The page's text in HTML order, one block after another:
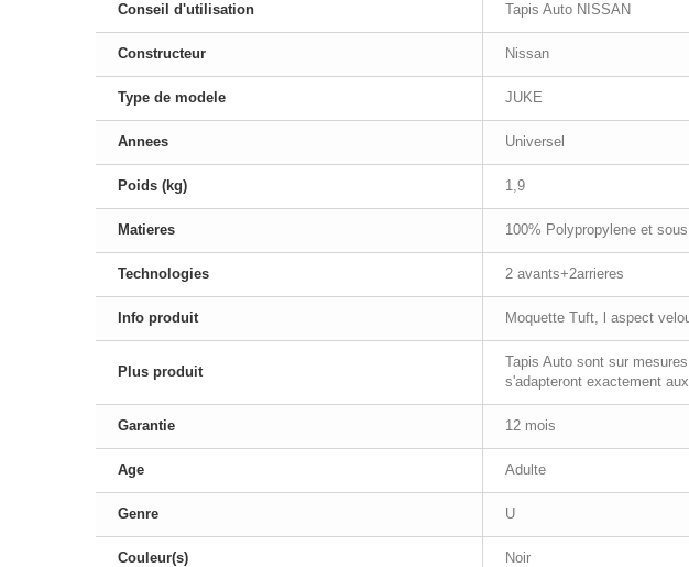
Conseil d'utilisation Tapis Auto NISSAN
Constructeur Nissan
Type de modele JUKE
Annees Universel
Poids (kg) 1,9
Matieres 100% Polypropylene et
Technologies 2 avants+2arrieres
Info produit Moquette Tuft, l aspect
Plus produit
Tapis Auto sont sur
s'adapteront exactement
Garantie 12 mois
Age Adulte
Genre U
Couleur(s) Noir